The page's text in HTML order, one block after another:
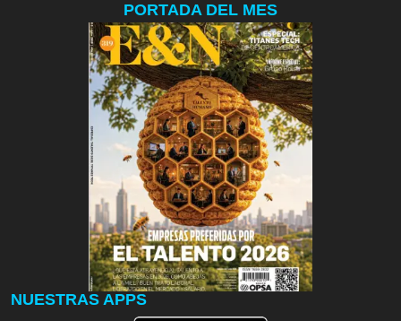
PORTADA DEL MES
NUESTRAS APPS